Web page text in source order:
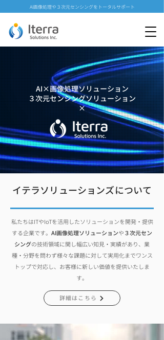
AI画像処理や３次元センシングをトータルサポート
AI×画像処理ソリューション
３次元センシングソリューション
​×
イテラソリューションズについて
私たちはITやIoTを活用したソリューションを開発・提供
する企業です。 AI画像処理ソリューションや３次元セン
シングの技術領域に関し幅広い知見・実績があり、業
種・分野を問わず様々な課題に対して実用化までワンス
トップで対応し、お客様に新しい価値を提供いたしま
す。
詳細はこちら